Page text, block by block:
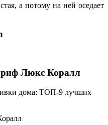
а потому на ней оседает
Люкс Коралл